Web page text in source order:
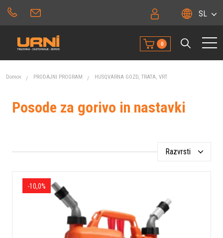
SL
0
Domov PRODAJNI PROGRAM HUSQVARNA GOZD, TRATA, VRT
Posode za gorivo in nastavki
Razvrsti
-10,0%